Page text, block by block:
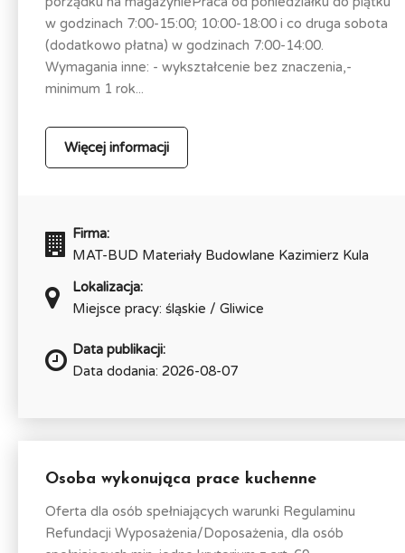
w godzinach 7:00-15:00; 10:00-18:00 i co druga sobota
(dodatkowo płatna) w godzinach 7:00-14:00.
Wymagania inne: - wykształcenie bez znaczenia,-
minimum 1 rok...
Więcej informacji
Firma:
MAT-BUD Materiały Budowlane Kazimierz Kula
Lokalizacja:
Miejsce pracy: śląskie / Gliwice
Data publikacji:
Data dodania: 2026-08-07
Osoba wykonująca prace kuchenne
Oferta dla osób spełniających warunki Regulaminu
Refundacji Wyposażenia/Doposażenia, dla osób